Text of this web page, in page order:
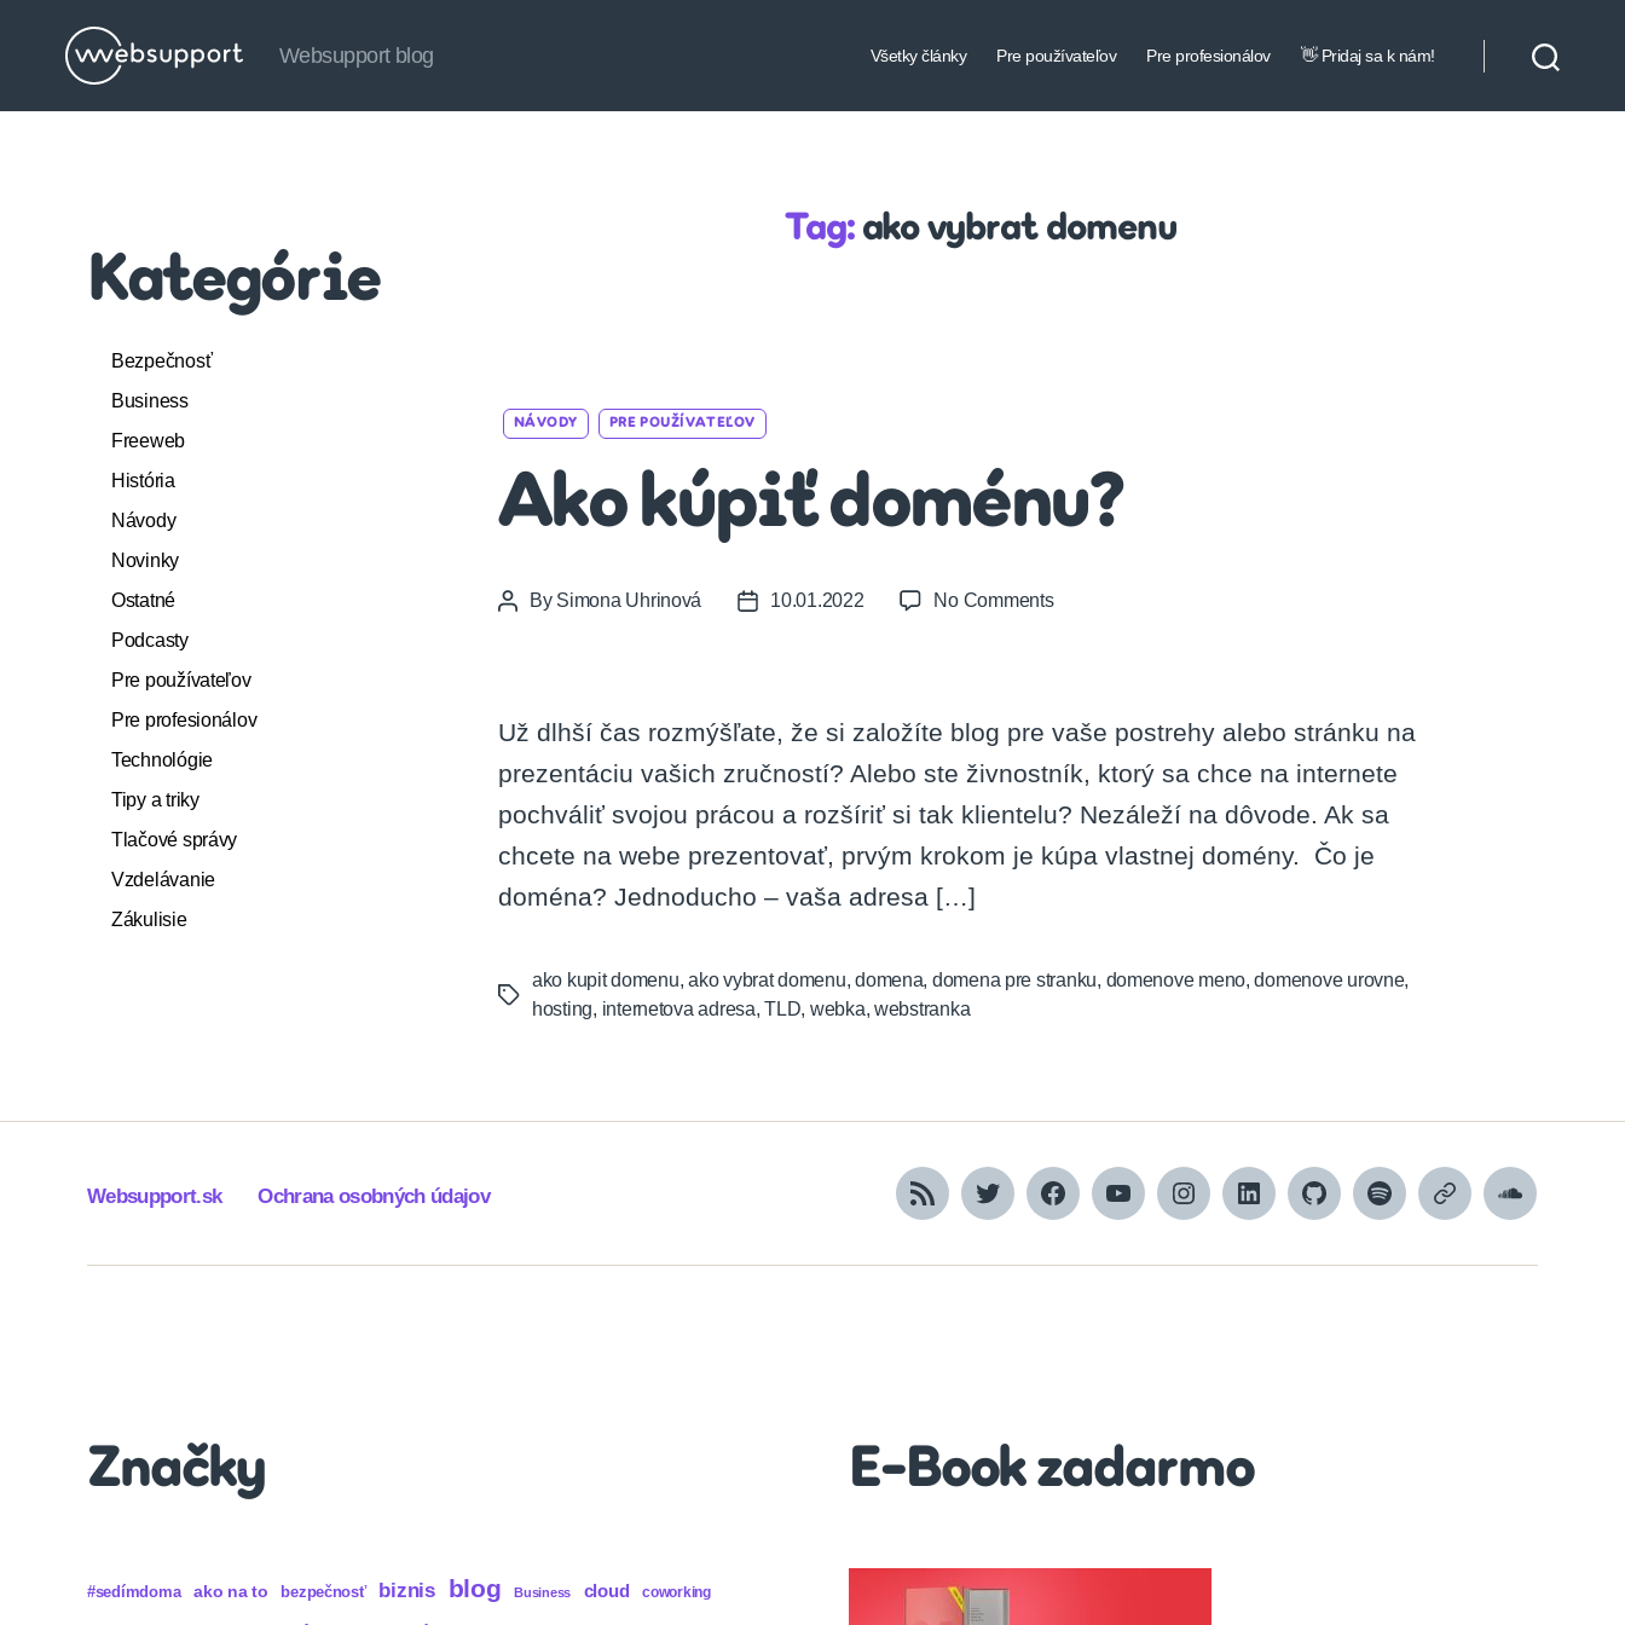
Websupport
Websupport blog Všetky články Pre používateľov Pre profesionálov 👋 Pridaj sa k nám!
Kategórie
Bezpečnosť
Business
Freeweb
História
Návody
Novinky
Ostatné
Podcasty
Pre používateľov
Pre profesionálov
Technológie
Tipy a triky
Tlačové správy
Vzdelávanie
Zákulisie
Tag: ako vybrat domenu
NÁVODY PRE POUŽÍVATEĽOV
Ako kúpiť doménu?
PostBy Simona Uhrinová
Post10.01.2022 No Commentson
Už dlhší čas rozmýšľate, že si založíte blog pre vaše postrehy alebo stránku na
prezentáciu vašich zručností? Alebo ste živnostník, ktorý sa chce na internete
pochváliť svojou prácou a rozšíriť si tak klientelu? Nezáleží na dôvode. Ak sa
chcete na webe prezentovať, prvým krokom je kúpa vlastnej domény. Čo je
doména? Jednoducho – vaša adresa […]
Tags
ako kupit domenu,ako vybrat domenu,domena, domena pre stranku, domenove meno,domenove urovne,
hosting, internetova adresa,TLD, webka, webstranka
Websupport.sk Ochrana osobných údajov RSS TwitterFacebookYouTubeInstagramLinkedInGitHubSpotifyApple
SoundCloud
Značky
#sedímdoma ako na to bezpečnosť biznis blog Business cloud coworking
E-Book zadarmo